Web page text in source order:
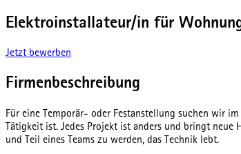
Elektroinstallateur/in für
Jetzt bewerben
Firmenbeschreibung
Für eine Temporär- oder Festanstellung suchen wir
Tätigkeit ist. Jedes Projekt ist anders und bringt
und Teil eines Teams zu werden, das Technik lebt.